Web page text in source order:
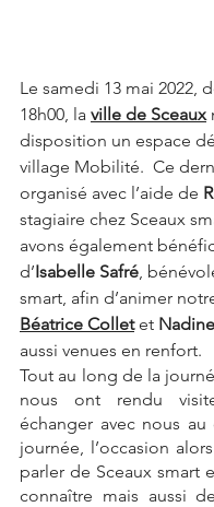
Le samedi 13 mai 2022,
18h00, la ville de Sceaux
disposition un espace
village Mobilité.  Ce
organisé avec l’aide de
stagiaire chez Sceaux
avons également
d’Isabelle Safré ,
smart, afin d’animer
Béatrice Collet et
aussi venues en renfort.
Tout au long de la
nous ont rendu
échanger avec nous
journée, l’occasion
parler de Sceaux smart
connaître mais aussi